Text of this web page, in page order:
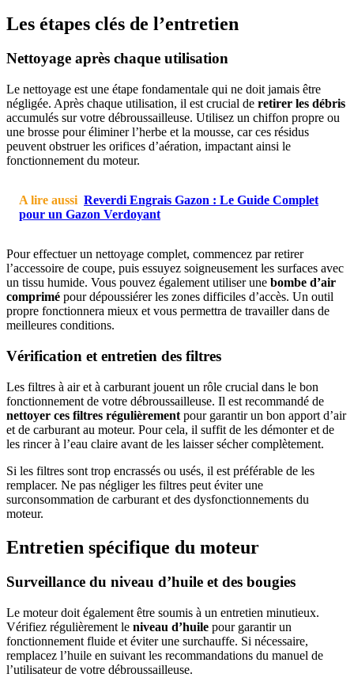
Les étapes clés de l’entretien
Nettoyage après chaque utilisation
Le nettoyage est une étape fondamentale qui ne doit jamais être
négligée. Après chaque utilisation, il est crucial de retirer les débris
accumulés sur votre débroussailleuse. Utilisez un chiffon propre ou
une brosse pour éliminer l’herbe et la mousse, car ces résidus
peuvent obstruer les orifices d’aération, impactant ainsi le
fonctionnement du moteur.
A lire aussi Reverdi Engrais Gazon : Le Guide Complet
pour un Gazon Verdoyant
Pour effectuer un nettoyage complet, commencez par retirer
l’accessoire de coupe, puis essuyez soigneusement les surfaces avec
un tissu humide. Vous pouvez également utiliser une bombe d’air
comprimé pour dépoussiérer les zones difficiles d’accès. Un outil
propre fonctionnera mieux et vous permettra de travailler dans de
meilleures conditions.
Vérification et entretien des filtres
Les filtres à air et à carburant jouent un rôle crucial dans le bon
fonctionnement de votre débroussailleuse. Il est recommandé de
nettoyer ces filtres régulièrement pour garantir un bon apport d’air
et de carburant au moteur. Pour cela, il suffit de les démonter et de
les rincer à l’eau claire avant de les laisser sécher complètement.
Si les filtres sont trop encrassés ou usés, il est préférable de les
remplacer. Ne pas négliger les filtres peut éviter une
surconsommation de carburant et des dysfonctionnements du
moteur.
Entretien spécifique du moteur
Surveillance du niveau d’huile et des bougies
Le moteur doit également être soumis à un entretien minutieux.
Vérifiez régulièrement le niveau d’huile pour garantir un
fonctionnement fluide et éviter une surchauffe. Si nécessaire,
remplacez l’huile en suivant les recommandations du manuel de
l’utilisateur de votre débroussailleuse.